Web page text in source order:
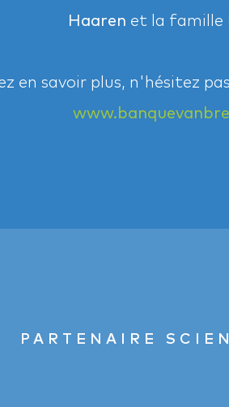
Haaren et la famille
en savoir plus, n'hésitez
PARTENAIRE